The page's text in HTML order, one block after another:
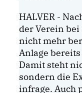
HALVER -
der Verein
nicht mehr
Anlage
Damit steht
sondern die
infrage. Auch